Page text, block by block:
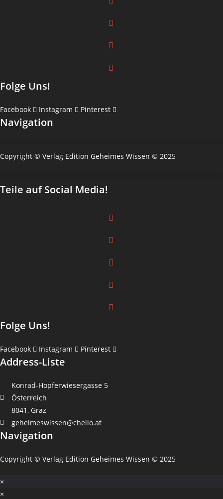
Folge Uns!
Facebook Instagram Pinterest
Navigation
Copyright © Verlag Edition Geheimes Wissen © 2025
Teile auf Social Media!
Folge Uns!
Facebook Instagram Pinterest
Address-Liste
Konrad-Hopferwiesergasse 5
Österreich
8041, Graz
geheimeswissen@chello.at
Navigation
Copyright © Verlag Edition Geheimes Wissen © 2025
×
×